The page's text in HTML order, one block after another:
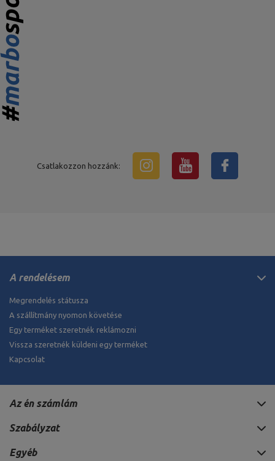
Csatlakozzon hozzánk:
A rendelésem
Megrendelés státusza
A szállítmány nyomon követése
Egy terméket szeretnék reklámozni
Vissza szeretnék küldeni egy terméket
Kapcsolat
Az én számlám
Szabályzat
Egyéb